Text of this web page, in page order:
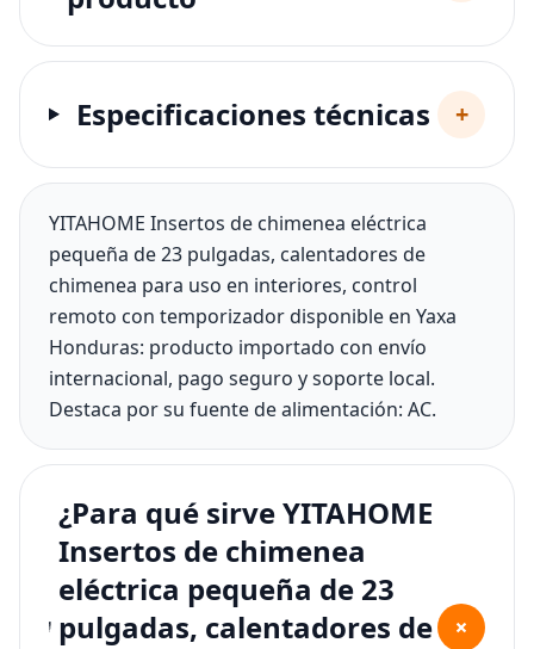
Especificaciones técnicas +
YITAHOME Insertos de chimenea eléctrica
pequeña de 23 pulgadas, calentadores de
chimenea para uso en interiores, control
remoto con temporizador disponible en Yaxa
Honduras: producto importado con envío
internacional, pago seguro y soporte local.
Destaca por su fuente de alimentación: AC.
¿Para qué sirve YITAHOME
Insertos de chimenea
eléctrica pequeña de 23
pulgadas, calentadores de
+